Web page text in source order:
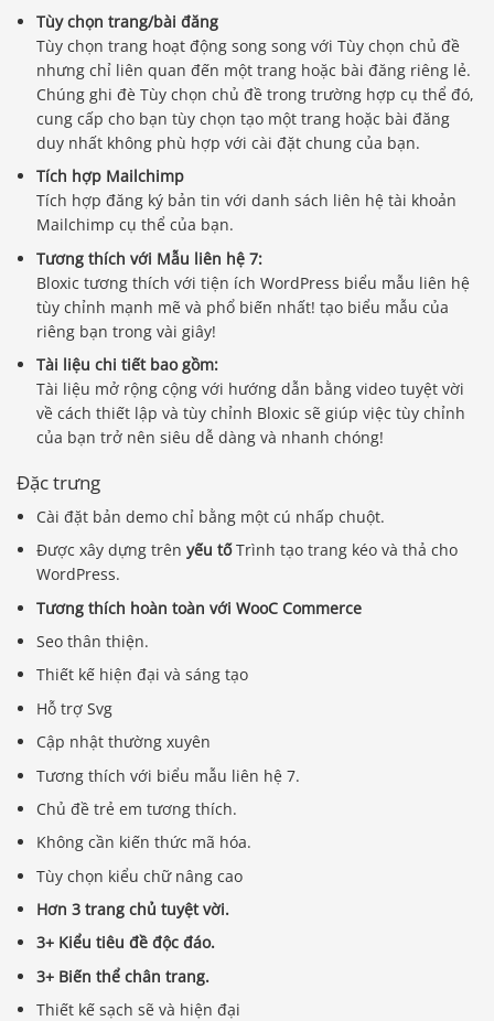
Tùy chọn trang/bài đăng
Tùy chọn trang hoạt động song song với Tùy chọn chủ đề
nhưng chỉ liên quan đến một trang hoặc bài đăng riêng lẻ.
Chúng ghi đè Tùy chọn chủ đề trong trường hợp cụ thể đó,
cung cấp cho bạn tùy chọn tạo một trang hoặc bài đăng
duy nhất không phù hợp với cài đặt chung của bạn.
Tích hợp Mailchimp
Tích hợp đăng ký bản tin với danh sách liên hệ tài khoản
Mailchimp cụ thể của bạn.
Tương thích với Mẫu liên hệ 7:
Bloxic tương thích với tiện ích WordPress biểu mẫu liên hệ
tùy chỉnh mạnh mẽ và phổ biến nhất! tạo biểu mẫu của
riêng bạn trong vài giây!
Tài liệu chi tiết bao gồm:
Tài liệu mở rộng cộng với hướng dẫn bằng video tuyệt vời
về cách thiết lập và tùy chỉnh Bloxic sẽ giúp việc tùy chỉnh
của bạn trở nên siêu dễ dàng và nhanh chóng!
Đặc trưng
Cài đặt bản demo chỉ bằng một cú nhấp chuột.
Được xây dựng trênyếu tốTrình tạo trang kéo và thả cho
WordPress.
Tương thích hoàn toàn với WooC Commerce
Seo thân thiện.
Thiết kế hiện đại và sáng tạo
Hỗ trợ Svg
Cập nhật thường xuyên
Tương thích với biểu mẫu liên hệ 7.
Chủ đề trẻ em tương thích.
Không cần kiến ​​thức mã hóa.
Tùy chọn kiểu chữ nâng cao
Hơn 3 trang chủ tuyệt vời.
3+ Kiểu tiêu đề độc đáo.
3+ Biến thể chân trang.
Thiết kế sạch sẽ và hiện đại